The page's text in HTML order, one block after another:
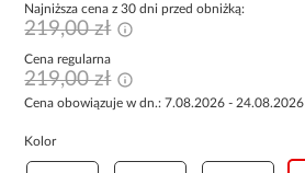
Najniższa cena z 30 dni przed obniżką:
219,00 zł
Cena regularna
219,00 zł
Cena obowiązuje w dn.: 7.08.2026 - 24.08.2026
Kolor